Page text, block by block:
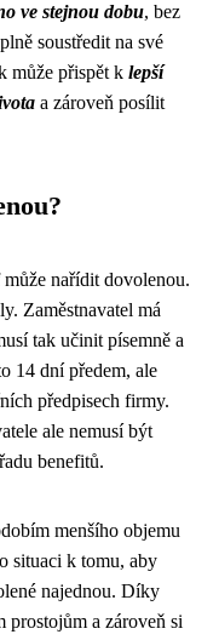
ve stejnou dobu, bez
soustředit na své
může přispět k lepší
a zároveň posílit
nařídit dovolenou.
Zaměstnavatel má
tak učinit písemně a
14 dní předem, ale
předpisech firmy.
ale nemusí být
benefitů.
menšího objemu
situaci k tomu, aby
najednou. Díky
prostojům a zároveň si